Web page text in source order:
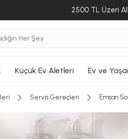
2500 TL Üzeri
Küçük Ev Aletleri Ev ve
Servis Gereçleri Emsan